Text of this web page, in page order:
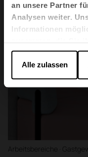
an unsere Partner
Analysen weiter.
Informationen
zusammen, die Sie
die sie im Rahmen
gesammelt haben.
Alle zulassen
Arbeitsbereiche ·